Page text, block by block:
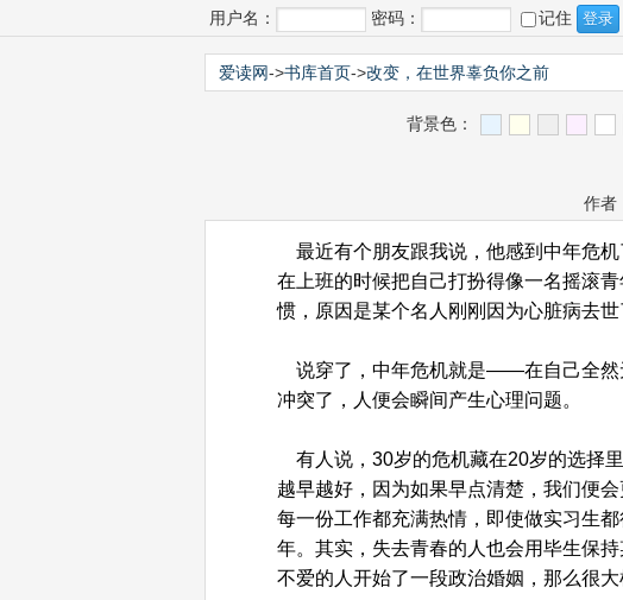
用户名： 密码： 记住
爱读网->书库首页->改变，在世界辜负你之前
背景色：
作者
最近有个朋友跟我说，他感到中年危
在上班的时候把自己打扮得像一名摇滚
惯，原因是某个名人刚刚因为心脏病去
说穿了，中年危机就是——在自己全然
冲突了，人便会瞬间产生心理问题。
有人说，30岁的危机藏在20岁的选择
越早越好，因为如果早点清楚，我们便
每一份工作都充满热情，即使做实习生
年。其实，失去青春的人也会用毕生保
不爱的人开始了一段政治婚姻，那么很